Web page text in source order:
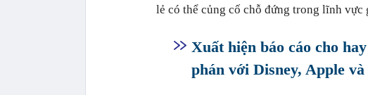
lẻ có thể củng cố chỗ đứng trong lĩnh vực
Xuất hiện báo cáo cho
phán với Disney, Apple